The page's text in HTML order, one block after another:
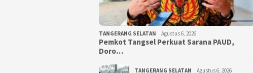
TANGERANG SELATAN Agustus 6, 2026
Pemkot Tangsel Perkuat Sarana PAUD,
Doro…
TANGERANG SELATAN Agustus 6, 2026